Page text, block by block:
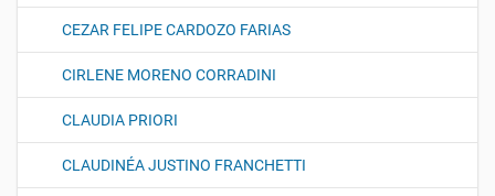
CEZAR FELIPE CARDOZO FARIAS
CIRLENE MORENO CORRADINI
CLAUDIA PRIORI
CLAUDINÉA JUSTINO FRANCHETTI